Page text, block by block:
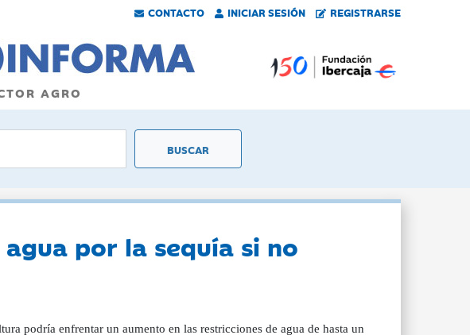
CONTACTO INICIAR SESIÓN REGISTRARSE
AGRO
por la sequía si no
podría enfrentar un aumento en las restricciones de agua de hasta un